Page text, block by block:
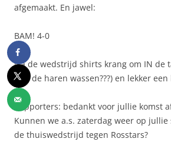
afgemaakt. En jawel:
BAM! 4-0
Na de wedstrijd shirts krang om IN de
niet de haren wassen???) en lekker
Supporters: bedankt voor jullie komst
Kunnen we a.s. zaterdag weer op
de thuiswedstrijd tegen Rosstars?